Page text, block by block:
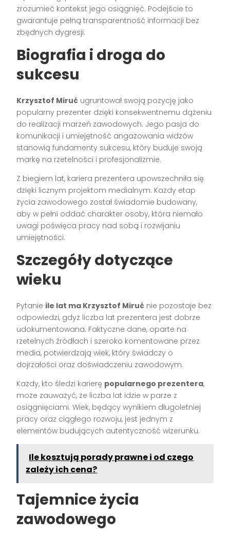
zrozumieć kontekst jego osiągnięć. Podejście to
gwarantuje pełną transparentność informacji bez
zbędnych dygresji.
Biografia i droga do
sukcesu
Krzysztof Miruć ugruntował swoją pozycję jako
popularny prezenter dzięki konsekwentnemu dążeniu
do realizacji marzeń zawodowych. Jego pasja do
komunikacji i umiejętność angażowania widzów
stanowią fundamenty sukcesu, który buduje swoją
markę na rzetelności i profesjonalizmie.
Z biegiem lat, kariera prezentera upowszechniła się
dzięki licznym projektom medialnym. Każdy etap
życia zawodowego został świadomie budowany,
aby w pełni oddać charakter osoby, która niemało
uwagi poświęca pracy nad sobą i rozwijaniu
umiejętności.
Szczegóły dotyczące
wieku
Pytanie ile lat ma Krzysztof Miruć nie pozostaje bez
odpowiedzi, gdyż liczba lat prezentera jest dobrze
udokumentowana. Faktyczne dane, oparte na
rzetelnych źródłach i szeroko komentowane przez
media, potwierdzają wiek, który świadczy o
dojrzałości oraz doświadczeniu zawodowym.
Każdy, kto śledzi karierę popularnego prezentera,
może zauważyć, że liczba lat idzie w parze z
osiągnięciami. Wiek, będący wynikiem długoletniej
pracy oraz ciągłego rozwoju, jest jednym z
elementów budujących autentyczność wizerunku.
Ile kosztują porady prawne i od czego
zależy ich cena?
Tajemnice życia
zawodowego